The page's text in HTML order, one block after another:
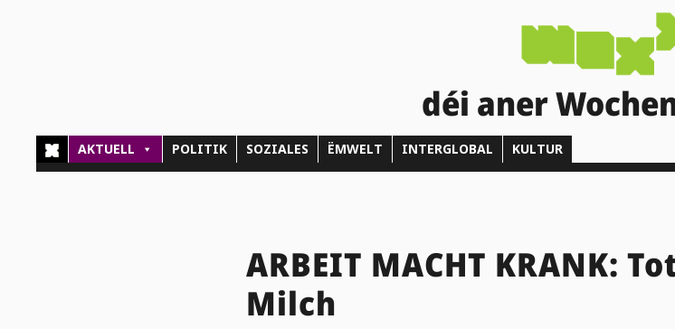
déi aner
AKTUELL POLITIK SOZIALES ËMWELT INTERGLOBAL KULTUR
ARBEIT MACHT KRANK:
Milch